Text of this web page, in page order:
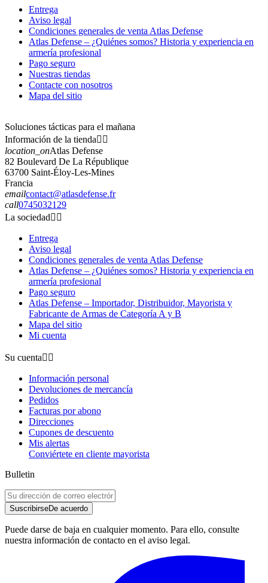
Entrega
Aviso legal
Condiciones generales de venta Atlas Defense
Atlas Defense – ¿Quiénes somos? Historia y experiencia en
armería profesional
Pago seguro
Nuestras tiendas
Contacte con nosotros
Mapa del sitio
Soluciones tácticas para el mañana
Información de la tienda 
location_onAtlas Defense
82 Boulevard De La République
63700 Saint-Éloy-Les-Mines
Francia
emailcontact@atlasdefense.fr
call0745032129
La sociedad 
Entrega
Aviso legal
Condiciones generales de venta Atlas Defense
Atlas Defense – ¿Quiénes somos? Historia y experiencia en
armería profesional
Pago seguro
Atlas Defense – Importador, Distribuidor, Mayorista y
Fabricante de Armas de Categoría A y B
Mapa del sitio
Mi cuenta
Su cuenta 
Información personal
Devoluciones de mercancía
Pedidos
Facturas por abono
Direcciones
Cupones de descuento
Mis alertas
Conviértete en cliente mayorista
Bulletin
SuscribirseDe acuerdo
Puede darse de baja en cualquier momento. Para ello, consulte
nuestra información de contacto en el aviso legal.